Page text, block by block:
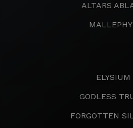
ALTARS
ELYSIUM
GODLESS
FORGOTTEN